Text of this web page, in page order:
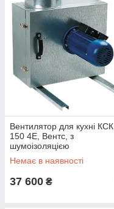
Вентилятор для кухні КСК
150 4Е, Вентс, з
шумоізоляцією
Немає в наявності
37 600 ₴